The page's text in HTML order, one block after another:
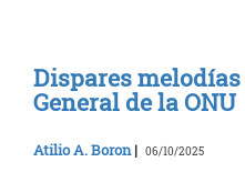
Dispares
General de la ONU
Atilio A. Boron| 06/10/2025